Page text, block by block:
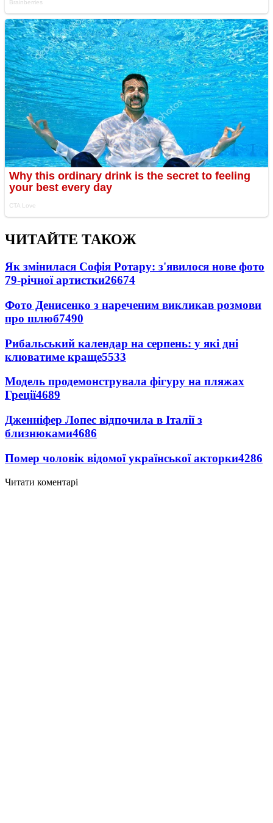
ЧИТАЙТЕ ТАКОЖ
Як змінилася Софія Ротару: з'явилося нове фото
79-річної артистки26674
Фото Денисенко з нареченим викликав розмови
про шлюб7490
Рибальський календар на серпень: у які дні
клюватиме краще5533
Модель продемонструвала фігуру на пляжах
Греції4689
Дженніфер Лопес відпочила в Італії з
близнюками4686
Помер чоловік відомої української акторки4286
Читати коментарі